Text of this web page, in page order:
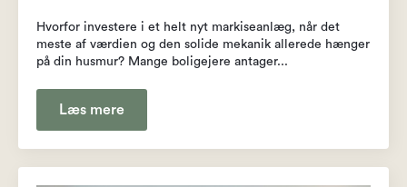
Hvorfor investere i et helt nyt markiseanlæg, når det
meste af værdien og den solide mekanik allerede hænger
på din husmur? Mange boligejere antager...
Læs mere